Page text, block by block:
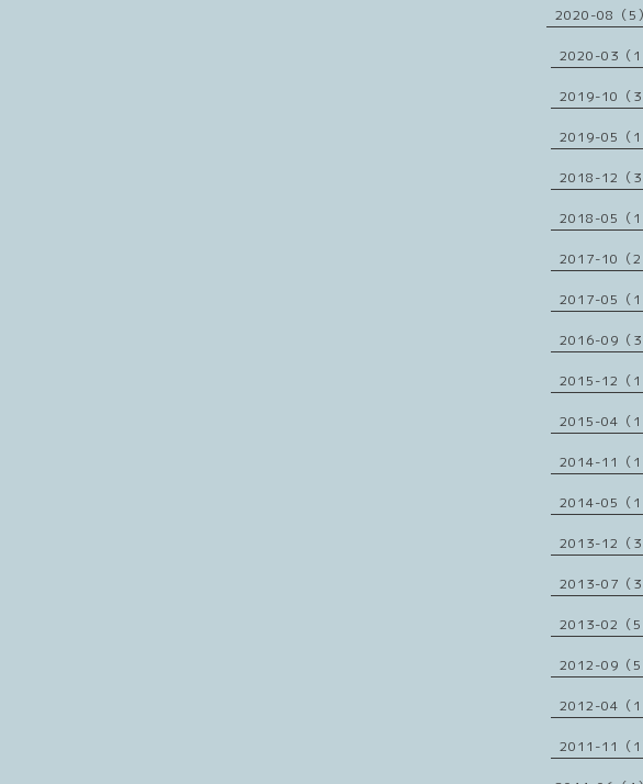
2020-08（5）
2020-03（1
2019-10（3
2019-05（1
2018-12（3
2018-05（1
2017-10（2
2017-05（1
2016-09（3
2015-12（1
2015-04（1
2014-11（1
2014-05（1
2013-12（3
2013-07（3
2013-02（5
2012-09（5
2012-04（1
2011-11（1